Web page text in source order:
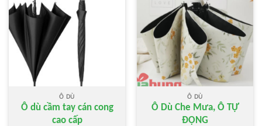
Ô DÙ
Ô dù cầm tay cán cong
cao cấp
Ô DÙ
Ô Dù Che Mưa, Ô TỰ
ĐỘNG